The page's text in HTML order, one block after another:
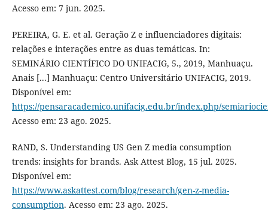
Acesso em: 7 jun. 2025.
PEREIRA, G. E. et al. Geração Z e influenciadores digitais:
relações e interações entre as duas temáticas. In:
SEMINÁRIO CIENTÍFICO DO UNIFACIG, 5., 2019, Manhuaçu.
Anais [...] Manhuaçu: Centro Universitário UNIFACIG, 2019.
Disponível em:
https://pensaracademico.unifacig.edu.br/index.php/
Acesso em: 23 ago. 2025.
RAND, S. Understanding US Gen Z media consumption
trends: insights for brands. Ask Attest Blog, 15 jul. 2025.
Disponível em:
https://www.askattest.com/blog/research/gen-z-media-
consumption. Acesso em: 23 ago. 2025.